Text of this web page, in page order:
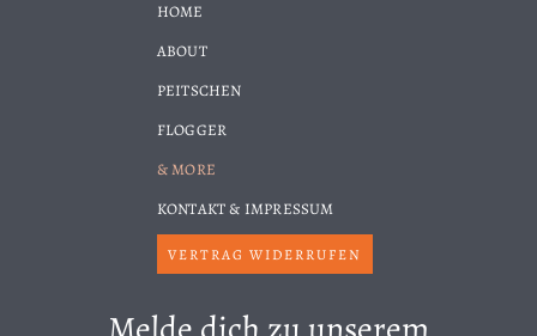
HOME
ABOUT
PEITSCHEN
FLOGGER
& MORE
KONTAKT & IMPRESSUM
VERTRAG WIDERRUFEN